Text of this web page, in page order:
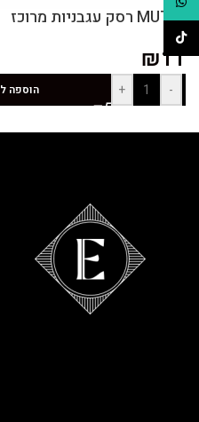
MUTTI רסק עגבניות מרוכז
₪11
-
+ הוספה